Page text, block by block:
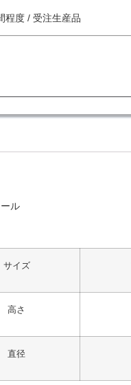
程度 / 受注生産品
ル
サイズ
高さ
直径